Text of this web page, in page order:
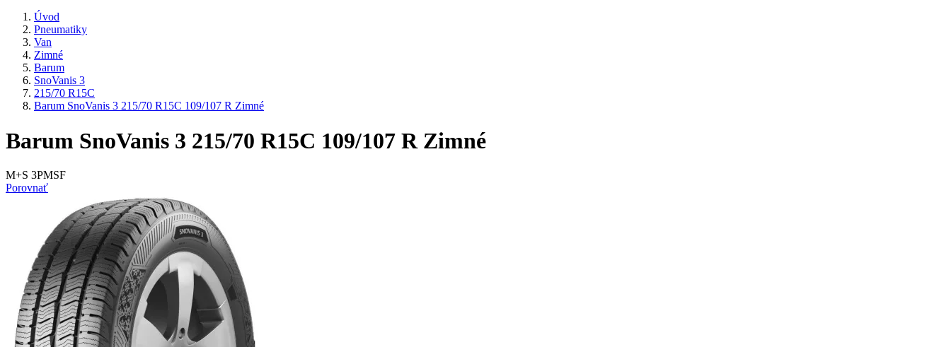
Úvod
Pneumatiky
Van
Zimné
Barum
SnoVanis 3
215/70 R15C
Barum SnoVanis 3 215/70 R15C 109/107 R Zimné
Barum SnoVanis 3 215/70 R15C 109/107 R Zimné
M+S 3PMSF
Porovnať